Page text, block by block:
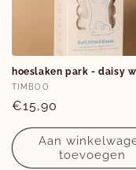
hoeslaken park - daisy
Verkoper:
TIMBOO
Normale
prijs
€15,90
Aan
toevoegen